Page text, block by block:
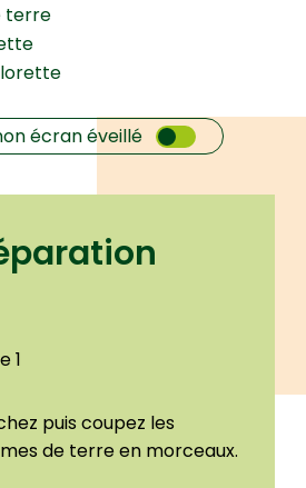
terre
écran éveillé
1
puis coupez les
de terre en morceaux.